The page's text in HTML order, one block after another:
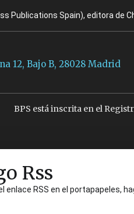
Publications Spain), editora de
12, Bajo B, 28028 Madrid
BPS está inscrita en el
Rss
enlace RSS en el portapapeles,